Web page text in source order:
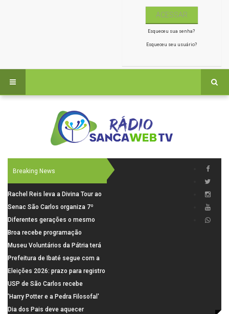
Esqueceu sua senha?
Esqueceu seu usuário?
Breaking News
Rachel Reis leva a Divina Tour ao
interior de São Paulo com shows
inéditos em São Carlos e Jundiaí
Senac São Carlos organiza 7º
Fórum Internacional Senac de
Educadores com debates sobre
pensamento crítico, leitura e
diversidade
Diferentes gerações o mesmo
amor: pais do Saae contam como
a paternidade transformou suas
histórias
Broa recebe programação
esportiva com corrida, vela e
demonstração de paramotor
Museu Voluntários da Pátria terá
horário especial nesta segunda-
feira (10)
Prefeitura de Ibaté segue com a
Campanha do Agasalho segue
durante o mês de agosto
Eleições 2026: prazo para registro
de candidaturas acaba em 15 de
agosto
USP de São Carlos recebe
visitantes para apresentar cursos
e laboratórios do IFSC
'Harry Potter e a Pedra Filosofal'
volta aos cinemas com conteúdo
Dia dos Pais deve aquecer